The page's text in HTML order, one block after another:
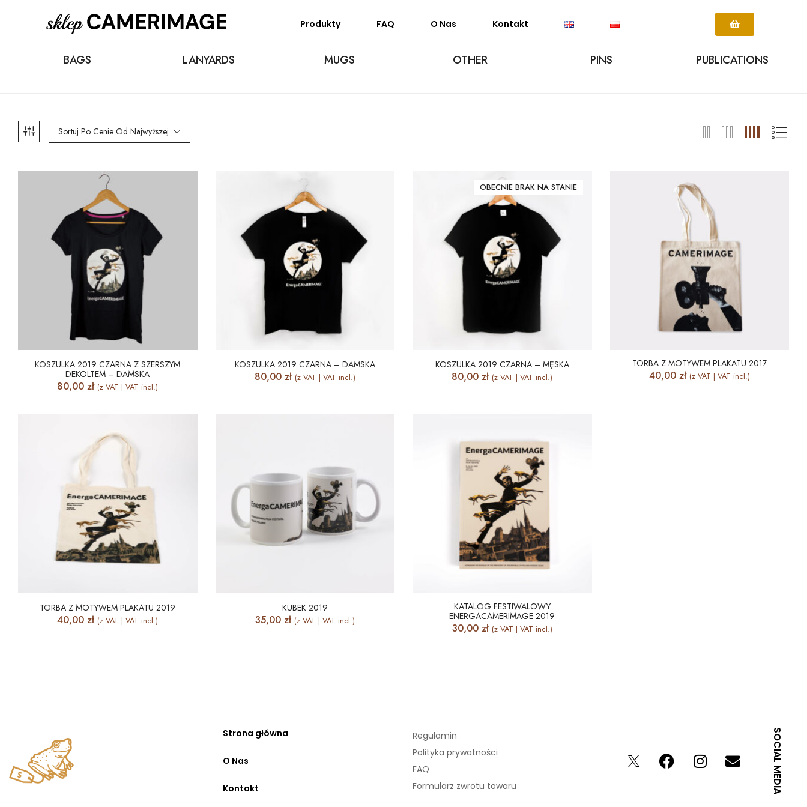
Produkty FAQ O Nas Kontakt
BAGS LANYARDS MUGS OTHER PINS PUBLICATIONS
Sortuj Po Cenie Od Najwyższej
KOSZULKA 2019 CZARNA Z SZERSZYM
DEKOLTEM – DAMSKA
80,00zł (z VAT | VAT incl.)
KOSZULKA 2019 CZARNA – DAMSKA
80,00 zł (z VAT | VAT incl.)
OBECNIE BRAK NA STANIE
KOSZULKA 2019 CZARNA – MĘSKA
80,00zł (z VAT | VAT incl.)
TORBA Z MOTYWEM PLAKATU 2017
40,00 zł (z VAT | VAT incl.)
TORBA Z MOTYWEM PLAKATU 2019
40,00zł (z VAT | VAT incl.)
KUBEK 2019
35,00 zł (z VAT | VAT incl.)
KATALOG FESTIWALOWY
ENERGACAMERIMAGE 2019
30,00 zł (z VAT | VAT incl.)
Strona główna
O Nas
Kontakt
Regulamin
Polityka prywatności
FAQ
Formularz zwrotu towaru
SOCIAL MEDIA